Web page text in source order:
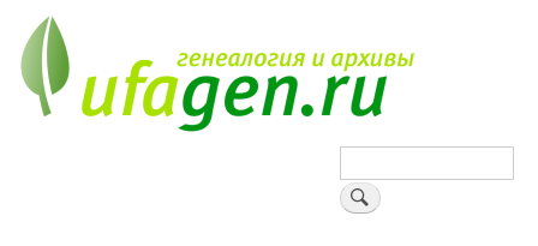
основному
содержанию
Поиск